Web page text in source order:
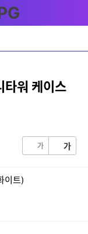
타워 케이스
가 가
이트)